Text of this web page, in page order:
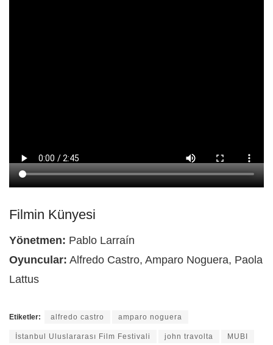
Filmin Künyesi
Yönetmen: Pablo Larraín
Oyuncular: Alfredo Castro, Amparo Noguera, Paola
Lattus
Etiketler: alfredo castro amparo noguera
İstanbul Uluslararası Film Festivali john travolta MUBI